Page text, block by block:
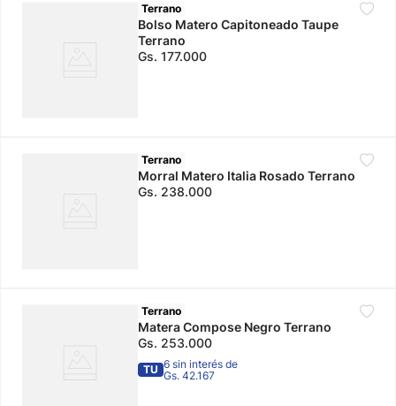
Terrano
Bolso Matero Capitoneado Taupe
Terrano
Gs. 177.000
Terrano
Morral Matero Italia Rosado Terrano
Gs. 238.000
Terrano
Matera Compose Negro Terrano
Gs. 253.000
TU 6 sin interés de
Gs. 42.167